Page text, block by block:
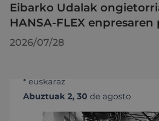
Eibarko Udalak
HANSA-FLEX
2026/07/28